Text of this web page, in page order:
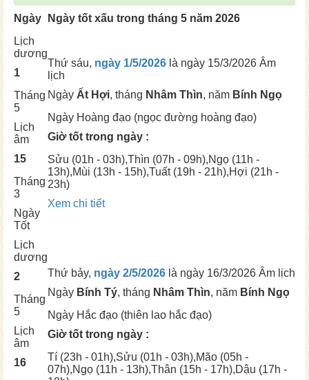
Ngày
Ngày tốt xấu trong tháng 5 năm 2026
Lịch
dương
1
Tháng
5
Lịch
âm
15
Tháng
3
Ngày
Tốt
Thứ sáu, ngày 1/5/2026 là ngày 15/3/2026 Âm
lịch
Ngày Ất Hợi, tháng Nhâm Thìn, năm Bính Ngọ
Ngày Hoàng đạo (ngọc đường hoàng đạo)
Giờ tốt trong ngày :
Sửu (01h - 03h),Thìn (07h - 09h),Ngọ (11h -
13h),Mùi (13h - 15h),Tuất(19h - 21h),Hợi (21h -
23h)
Xem chi tiết
Lịch
dương
2
Tháng
5
Lịch
âm
16
Thứ bảy, ngày 2/5/2026 là ngày 16/3/2026 Âm lịch
Ngày Bính Tý, tháng Nhâm Thìn, năm Bính Ngọ
Ngày Hắc đạo (thiên lao hắc đạo)
Giờ tốt trong ngày :
Tí (23h - 01h),Sửu (01h - 03h),Mão (05h -
07h),Ngọ (11h - 13h),Thân (15h - 17h),Dậu (17h -